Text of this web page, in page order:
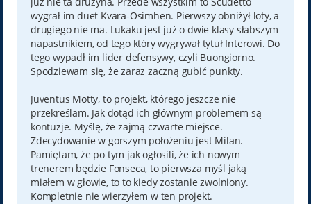
wygrał im duet Kvara-Osimhen. Pierwszy obniżył loty, a
drugiego nie ma. Lukaku jest już o dwie klasy słabszym
napastnikiem, od tego który wygrywał tytuł Interowi. Do
tego wypadł im lider defensywy, czyli Buongiorno.
Spodziewam się, że zaraz zaczną gubić punkty.
Juventus Motty, to projekt, którego jeszcze nie
przekreślam. Jak dotąd ich głównym problemem są
kontuzje. Myślę, że zajmą czwarte miejsce.
Zdecydowanie w gorszym położeniu jest Milan.
Pamiętam, że po tym jak ogłosili, że ich nowym
trenerem będzie Fonseca, to pierwsza myśl jaką
miałem w głowie, to to kiedy zostanie zwolniony.
Kompletnie nie wierzyłem w ten projekt.